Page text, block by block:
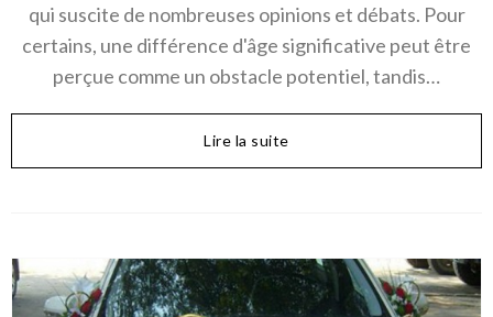
qui suscite de nombreuses opinions et débats. Pour
certains, une différence d'âge significative peut être
perçue comme un obstacle potentiel, tandis…
Lire la suite